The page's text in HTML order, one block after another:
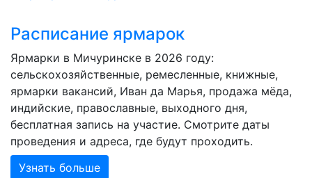
Расписание ярмарок
Ярмарки в Мичуринске в 2026 году:
сельскохозяйственные, ремесленные, книжные,
ярмарки вакансий, Иван да Марья, продажа мёда,
индийские, православные, выходного дня,
бесплатная запись на участие. Смотрите даты
проведения и адреса, где будут проходить.
Узнать больше